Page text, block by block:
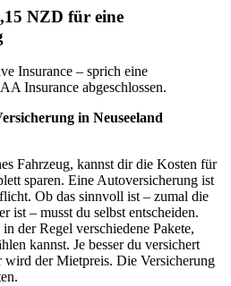
NZD für eine
Insurance – sprich eine
Insurance abgeschlossen.
in Neuseeland
Fahrzeug, kannst dir die Kosten für
sparen. Eine Autoversicherung ist
Ob das sinnvoll ist – zumal die
ist – musst du selbst entscheiden.
der Regel verschiedene Pakete,
kannst. Je besser du versichert
wird der Mietpreis. Die Versicherung